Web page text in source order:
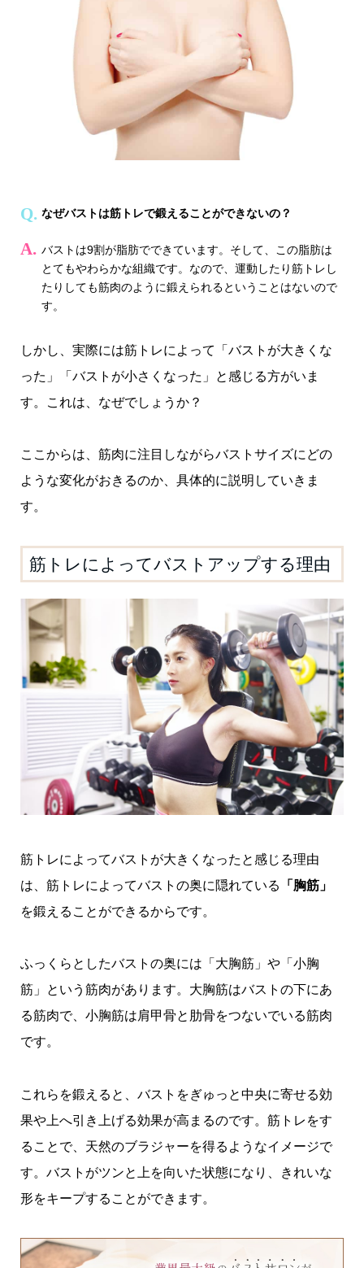
なぜバストは筋トレで鍛えることができないの？
バストは9割が脂肪でできています。そして、この脂肪は
とてもやわらかな組織です。なので、運動したり筋トレし
たりしても筋肉のように鍛えられるということはないので
す。
しかし、実際には筋トレによって「バストが大きくな
った」「バストが小さくなった」と感じる方がいま
す。これは、なぜでしょうか？
ここからは、筋肉に注目しながらバストサイズにどの
ような変化がおきるのか、具体的に説明していきま
す。
筋トレによってバストアップする理由
筋トレによってバストが大きくなったと感じる理由
は、筋トレによってバストの奥に隠れている
「胸筋」
を鍛えることができるからです。
ふっくらとしたバストの奥には「大胸筋」や「小胸
筋」という筋肉があります。大胸筋はバストの下にあ
る筋肉で、小胸筋は肩甲骨と肋骨をつないでいる筋肉
です。
これらを鍛えると、バストをぎゅっと中央に寄せる効
果や上へ引き上げる効果が高まるのです。筋トレをす
ることで、天然のブラジャーを得るようなイメージで
す。バストがツンと上を向いた状態になり、きれいな
形をキープすることができます。